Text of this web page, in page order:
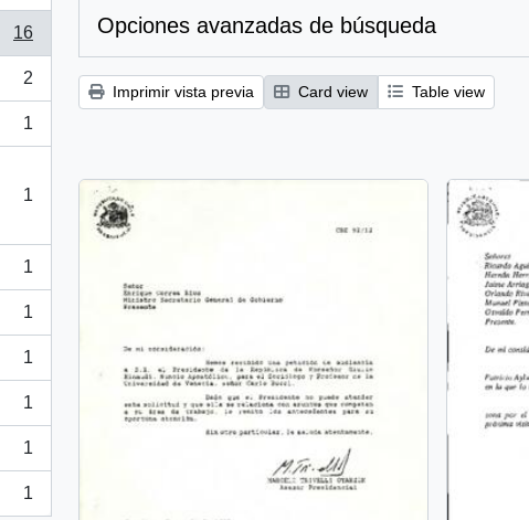
16
2
1
1
1
1
1
1
1
1
Opciones avanzadas de búsqueda
Imprimir vista previa Card view Table view